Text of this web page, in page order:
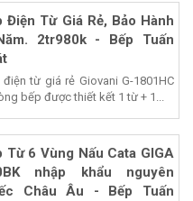
Điện Từ Giá Rẻ, Bảo Hành
2tr980k - Bếp Tuấn
điện từ giá rẻ Giovani G-1801HC
bếp được thiết kết 1 từ + 1...
Từ 6 Vùng Nấu Cata GIGA
nhập khẩu nguyên
Châu Âu - Bếp Tuấn